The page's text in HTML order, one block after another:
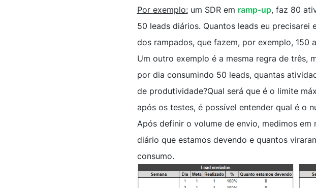
Por exemplo:um SDR em ramp-up, faz 80
50 leads diários. Quantos leads eu
dos rampados, que fazem, por exemplo, 150
Um outro exemplo é a mesma regra de três,
por dia consumindo 50 leads, quantas
de produtividade?Qual será que é o limite
após os testes, é possível entender qual é o
Após definir o volume de envio, medimos
diário que estamos devendo e quantos
consumo.